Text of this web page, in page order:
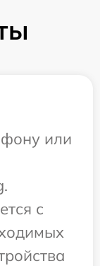
или
с